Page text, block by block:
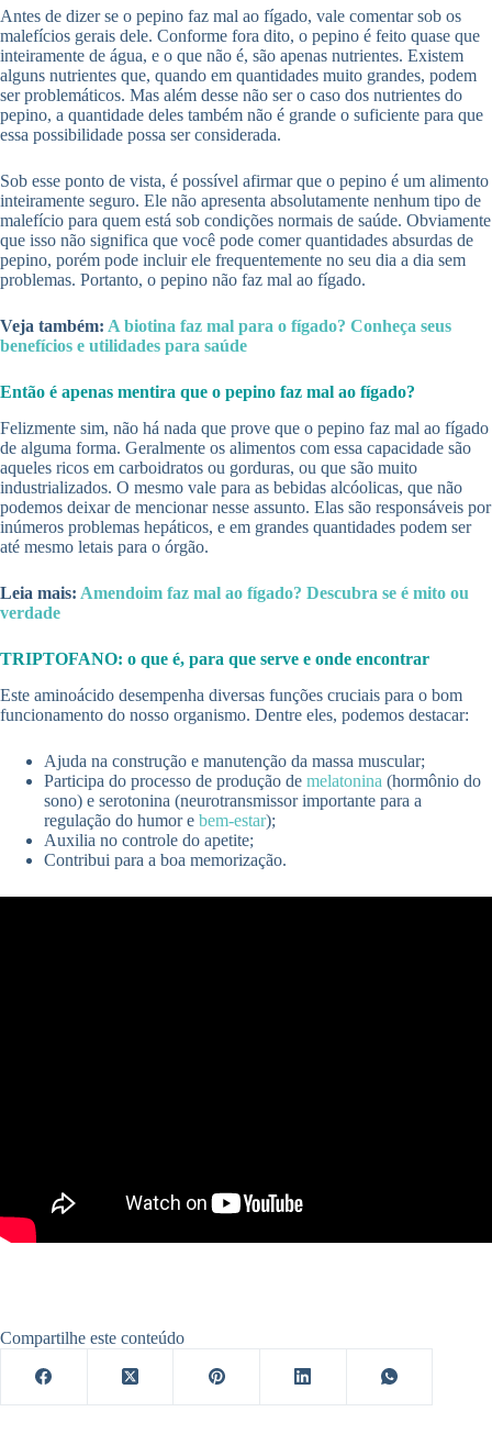
Antes de dizer se o pepino faz mal ao fígado, vale comentar sob os
malefícios gerais dele. Conforme fora dito, o pepino é feito quase que
inteiramente de água, e o que não é, são apenas nutrientes. Existem
alguns nutrientes que, quando em quantidades muito grandes, podem
ser problemáticos. Mas além desse não ser o caso dos nutrientes do
pepino, a quantidade deles também não é grande o suficiente para que
essa possibilidade possa ser considerada.
Sob esse ponto de vista, é possível afirmar que o pepino é um alimento
inteiramente seguro. Ele não apresenta absolutamente nenhum tipo de
malefício para quem está sob condições normais de saúde. Obviamente
que isso não significa que você pode comer quantidades absurdas de
pepino, porém pode incluir ele frequentemente no seu dia a dia sem
problemas. Portanto, o pepino não faz mal ao fígado.
Veja também: A biotina faz mal para o fígado? Conheça seus
benefícios e utilidades para saúde
Então é apenas mentira que o pepino faz mal ao fígado?
Felizmente sim, não há nada que prove que o pepino faz mal ao fígado
de alguma forma. Geralmente os alimentos com essa capacidade são
aqueles ricos em carboidratos ou gorduras, ou que são muito
industrializados. O mesmo vale para as bebidas alcóolicas, que não
podemos deixar de mencionar nesse assunto. Elas são responsáveis por
inúmeros problemas hepáticos, e em grandes quantidades podem ser
até mesmo letais para o órgão.
Leia mais: Amendoim faz mal ao fígado? Descubra se é mito ou
verdade
TRIPTOFANO: o que é, para que serve e onde encontrar
Este aminoácido desempenha diversas funções cruciais para o bom
funcionamento do nosso organismo. Dentre eles, podemos destacar:
Ajuda na construção e manutenção da massa muscular;
Participa do processo de produção de melatonina (hormônio do
sono) e serotonina (neurotransmissor importante para a
regulação do humor e bem-estar);
Auxilia no controle do apetite;
Contribui para a boa memorização.
Compartilhe este conteúdo